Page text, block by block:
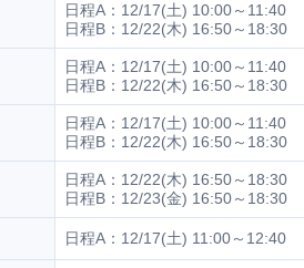
日程A：12/17(土) 10:00～11:40
日程B：12/22(木) 16:50～18:30
日程A：12/17(土) 10:00～11:40
日程B：12/22(木) 16:50～18:30
日程A：12/17(土) 10:00～11:40
日程B：12/22(木) 16:50～18:30
日程A：12/22(木) 16:50～18:30
日程B：12/23(金) 16:50～18:30
日程A：12/17(土) 11:00～12:40